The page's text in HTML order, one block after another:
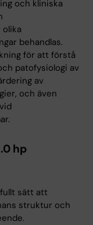
och kliniska
olika
behandlas.
för att förstå
patofysiologi av
av
och även
hp
sätt att
struktur och